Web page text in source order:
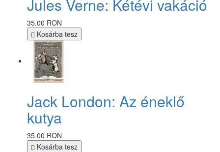
Jules Verne: Kétévi vakáció
35.00 RON
Kosárba tesz
Jack London: Az éneklő
kutya
35.00 RON
Kosárba tesz